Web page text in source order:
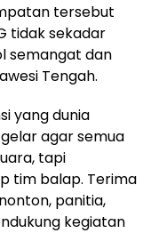
tersebut
tidak sekadar
semangat dan
Tengah.
yang dunia
agar semua
tapi
tim balap. Terima
panitia,
kegiatan